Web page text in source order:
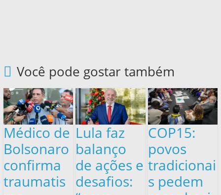
Você pode gostar também
Médico de
Bolsonaro
confirma
traumatis
Lula faz
balanço
de ações e
desafios:
COP15:
povos
tradicionai
s pedem